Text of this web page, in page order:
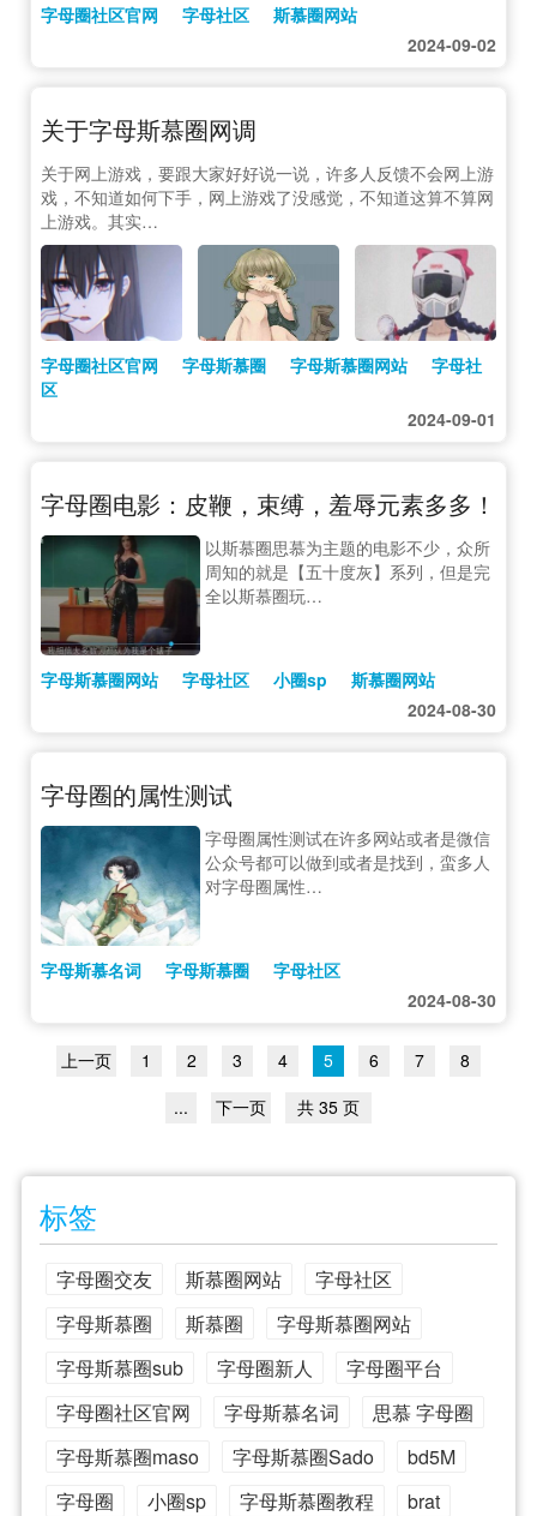
字母圈社区官网 字母社区
斯慕圈网站
2024-09-02
关于字母斯慕圈网调
关于网上游戏，要跟大家好好说一说，许多人反馈不会网上游
戏，不知道如何下手，网上游戏了没感觉，不知道这算不算网
上游戏。其实…
字母圈社区官网 字母斯慕圈 字母斯慕圈网站
字母社
区
2024-09-01
字母圈电影：皮鞭，束缚，羞辱元素多多！
以斯慕圈思慕为主题的电影不少，众所
周知的就是【五十度灰】系列，但是完
全以斯慕圈玩…
字母斯慕圈网站 字母社区 小圈sp
斯慕圈网站
2024-08-30
字母圈的属性测试
字母圈属性测试在许多网站或者是微信
公众号都可以做到或者是找到，蛮多人
对字母圈属性…
字母斯慕名词 字母斯慕圈
字母社区
2024-08-30
上一页 1 2 3 4 5 6 7
8
...
下一页 共 35 页
标签
字母圈交友 斯慕圈网站
字母社区
字母斯慕圈
斯慕圈
字母斯慕圈网站
字母斯慕圈sub
字母圈新人
字母圈平台
字母圈社区官网
字母斯慕名词
思慕 字母圈
字母斯慕圈maso
字母斯慕圈Sado
bd5M
字母圈
小圈sp 字母斯慕圈教程
brat